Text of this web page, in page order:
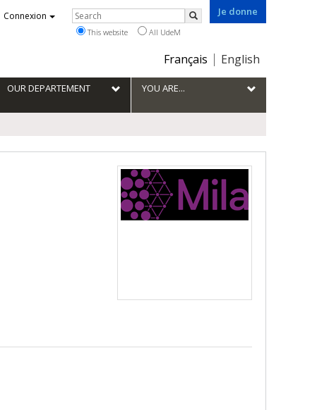
Je donne
Choix
la
langue
Français English
Connexion Rechercher
Search
This website All UdeM
OUR DEPARTEMENT YOU ARE...